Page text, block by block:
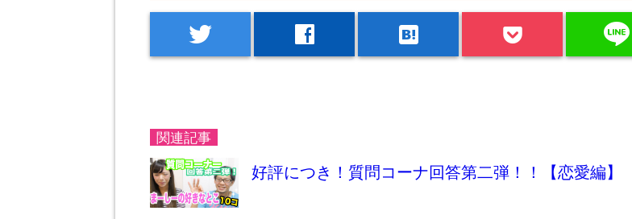
twitter facebook hatenabookmark line
関連記事
好評につき！質問コーナ回答第二弾！！【恋愛編】